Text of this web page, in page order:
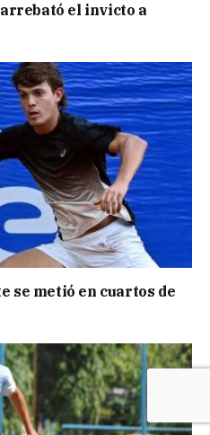
el invicto a
se metió en cuartos de